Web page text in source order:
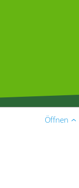
Öffnen